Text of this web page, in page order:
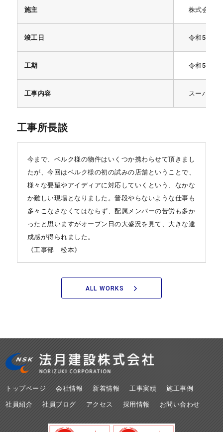
施主 株式会社
竣工日 令和5年7月
工期 令和5年5
工事内容 スーパー
工事所長談
今まで、ベルク様の物件はいくつか携わらせて頂きまし
たが、今回はベルク様の初の試みの店舗ということで、
様々な要望やアイディアに対応していくという、なかな
か難しい現場となりました。普段やらないような仕事も
多々こなさなくてはならず、配属メンバーの苦労も多か
ったと思いますがオープン日の大盛況を見て、大きな達
成感が得られました。
《工事部 松本》
ALL WORKS
トップページ 会社情報 新着情報 工事実績 施工事例
社員紹介 社員ブログ アクセス 採用情報 お問い合わせ